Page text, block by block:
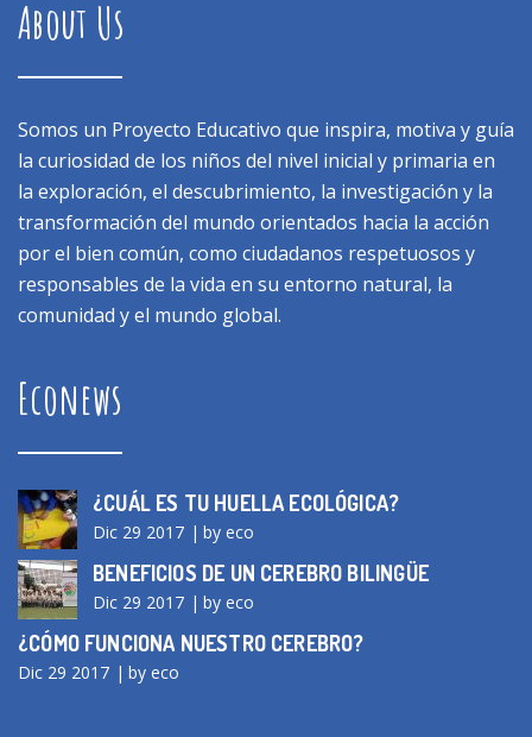
About Us
Somos un Proyecto Educativo que inspira, motiva y guía
la curiosidad de los niños del nivel inicial y primaria en
la exploración, el descubrimiento, la investigación y la
transformación del mundo orientados hacia la acción
por el bien común, como ciudadanos respetuosos y
responsables de la vida en su entorno natural, la
comunidad y el mundo global.
Econews
¿CUÁL ES TU HUELLA ECOLÓGICA?
Dic 29 2017 by eco
BENEFICIOS DE UN CEREBRO BILINGÜE
Dic 29 2017 by eco
¿CÓMO FUNCIONA NUESTRO CEREBRO?
Dic 29 2017 by eco